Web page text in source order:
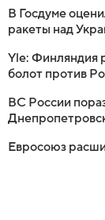
В Госдуме
ракеты над
Yle: Финляндия
болот против
ВС России
Евросоюз